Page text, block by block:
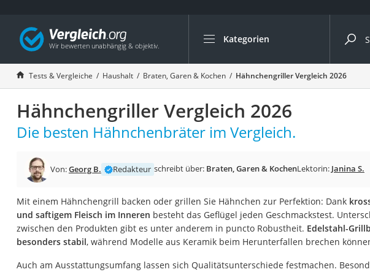
Kategorien
Die beliebtesten Vergleiche nach
Haushalt
Wassersprudler
Zentralstaubsauger
Brotbackautomat
Wäschespinne
Spülmaschinentabs
Akku-Staubsauger
Eierkocher
AEG-Waschmaschine
Tests & Vergleiche Haushalt Braten, Garen & Kochen Hähnchengriller Vergleich 2026
Hähnchengriller Vergleich 2026
Die besten Hähnchenbräter im Vergleich.
Von:Georg B. Redakteur schreibt über: Braten, Garen & KochenLektorin: Janina S.
Mit einem Hähnchengrill backen oder grillen Sie Hähnchen zur Perfektion: Dank
und saftigem Fleisch im Inneren besteht das Geflügel jeden Geschmackstest.
zwischen den Produkten gibt es unter anderem in puncto Robustheit. Edelstahl-
besonders stabil, während Modelle aus Keramik beim Herunterfallen brechen
Auch am Ausstattungsumfang lassen sich Qualitätsunterschiede festmachen.